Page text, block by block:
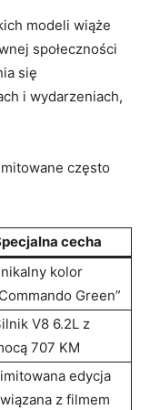
modeli wiąże
społeczności
się
i wydarzeniach,
często
cecha
kolor
Green”
V8 6.2L z
707 KM
edycja
z filmem